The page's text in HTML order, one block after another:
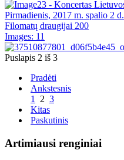
Pirmadienis, 2017 m. spalio 2 d.
Filomatų draugijai 200
Images: 11
Puslapis 2 iš 3
Pradėti
Ankstesnis
1
2 3
Kitas
Paskutinis
Artimiausi renginiai